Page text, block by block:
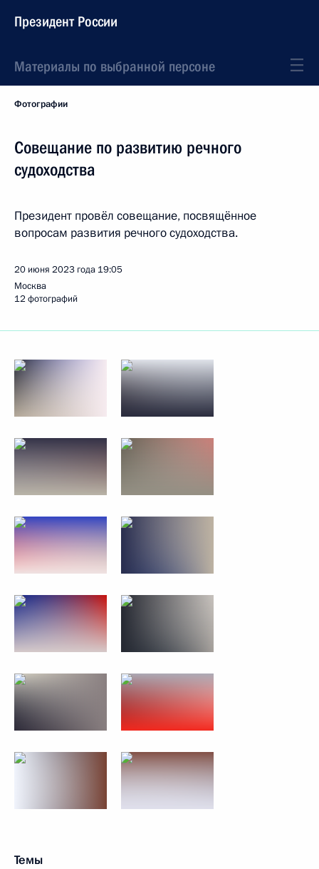
Президент России
Материалы по выбранной персоне
Фотографии
Совещание по развитию речного
судоходства
Президент провёл совещание, посвящённое
вопросам развития речного судоходства.
20 июня 2023 года 19:05
Москва
12 фотографий
Темы